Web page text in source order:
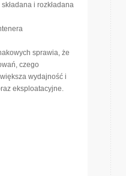
i rozkładana
sprawia, że
czego
wydajność i
eksploatacyjne.